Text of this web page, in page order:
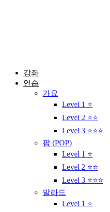
강좌
연습
가요
Level 1 ⭐
Level 2 ⭐⭐
Level 3 ⭐⭐⭐
팝 (POP)
Level 1 ⭐
Level 2 ⭐⭐
Level 3 ⭐⭐⭐
발라드
Level 1 ⭐